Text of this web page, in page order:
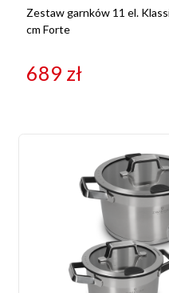
Zestaw garnków 11 el.
cm Forte
689 zł